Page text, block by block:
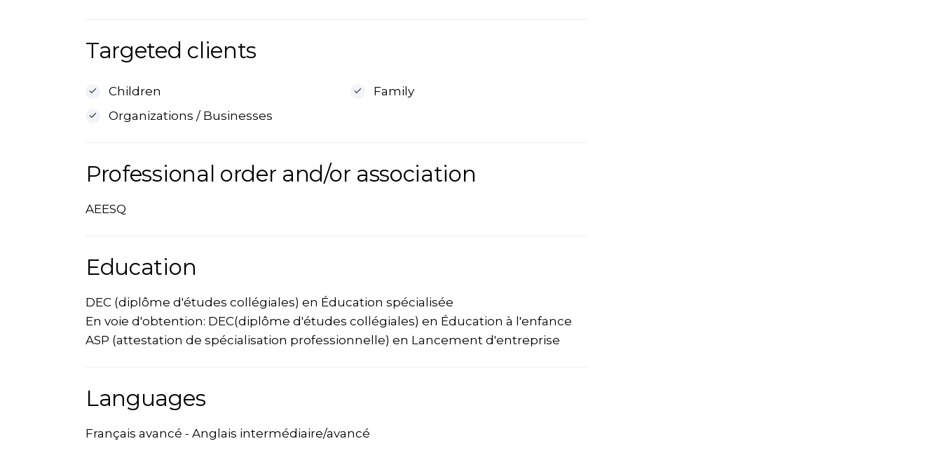
Targeted clients
Children
Family
Organizations / Businesses
Professional order and/or association
AEESQ
Education
DEC (diplôme d'études collégiales) en Éducation spécialisée
En voie d'obtention: DEC(diplôme d'études collégiales) en Éducation à l'enfance
ASP (attestation de spécialisation professionnelle) en Lancement d'entreprise
Languages
Français avancé - Anglais intermédiaire/avancé